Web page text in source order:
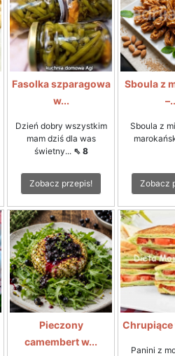
Fasolka szparagowa
w...
Dzień dobry wszystkim
mam dziś dla was
świetny... ⇖ 8
Zobacz przepis!
Sboula z
Sboula z
Zobacz
Pieczony
camembert w...
Chrupiące
Panini z